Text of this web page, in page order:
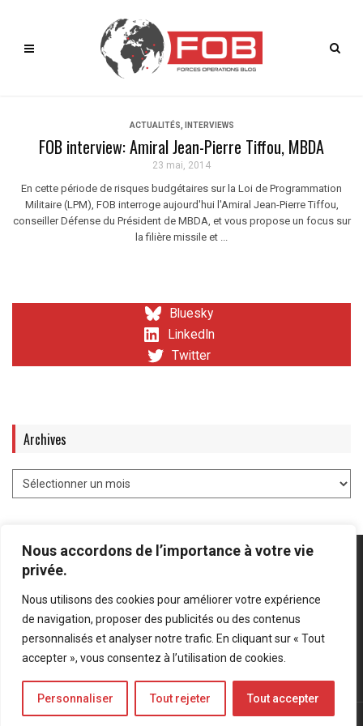
Nous accordons de l’importance à votre vie
privée.
Nous utilisons des cookies pour améliorer votre expérience
de navigation, proposer des publicités ou des contenus
personnalisés et analyser notre trafic. En cliquant sur « Tout
accepter », vous consentez à l’utilisation de cookies.
Personnaliser Tout rejeter Tout accepter
ACTUALITÉS INTERVIEWS
FOB interview: Amiral Jean-Pierre Tiffou, MBDA
23 mai, 2014
En cette période de risques budgétaires sur la Loi de Programmation
Militaire (LPM), FOB interroge aujourd'hui l'Amiral Jean-Pierre Tiffou,
conseiller Défense du Président de MBDA, et vous propose un focus sur
la filière missile et ...
Bluesky
LinkedIn
Twitter
Archives
Mentions légales Politique de confidentialité
Bluesky
LinkedIn
Twitter
© Forces Operations Blog - 2022